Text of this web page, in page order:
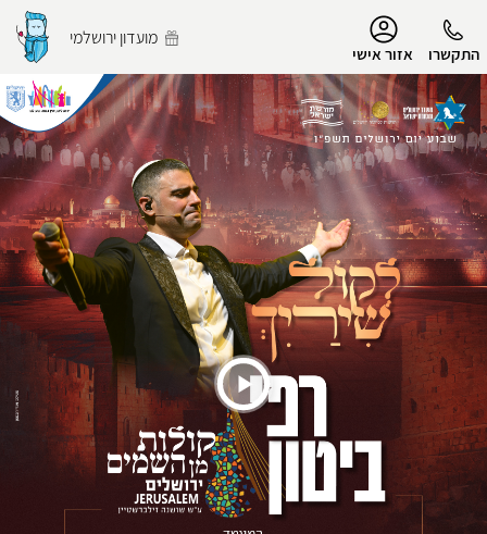
התקשרו אזור אישי
מועדון ירושלמי
הפרופיל שלי
התנתק